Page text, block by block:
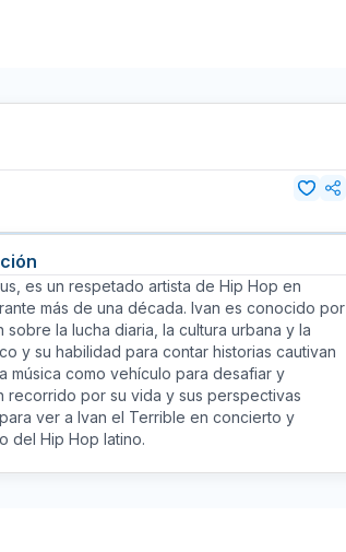
es un respetado artista de Hip Hop en
más de una década. Ivan es conocido por
la lucha diaria, la cultura urbana y la
y su habilidad para contar historias cautivan
música como vehículo para desafiar y
recorrido por su vida y sus perspectivas
ver a Ivan el Terrible en concierto y
del Hip Hop latino.